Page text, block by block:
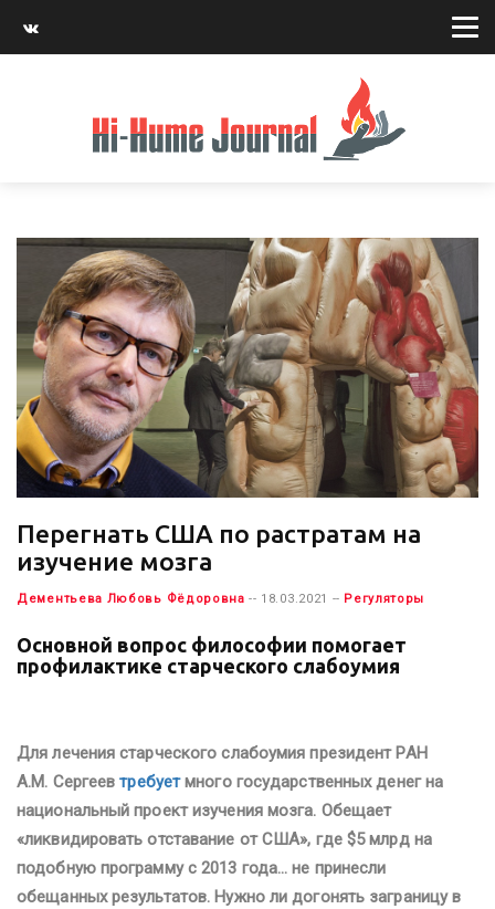
Перегнать США по растратам на
изучение мозга
Дементьева Любовь Фёдоровна -- 18.03.2021 -- Регуляторы
Основной вопрос философии помогает
профилактике старческого слабоумия
Для лечения старческого слабоумия президент РАН
А.М. Сергеевтребуетмного государственных денег на
национальный проект изучения мозга. Обещает
«ликвидировать отставание от США», где $5 млрд на
подобную программу с 2013 года… не принесли
обещанных результатов. Нужно ли догонять заграницу в